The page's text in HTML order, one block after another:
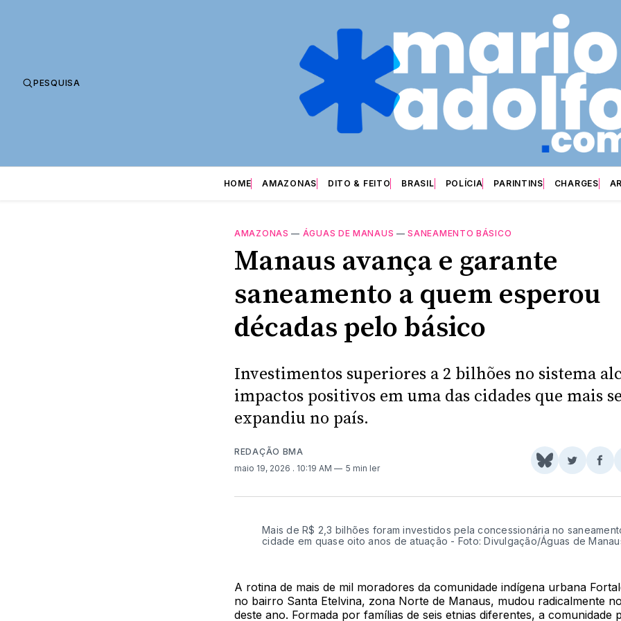
PESQUISA
HOME AMAZONAS DITO & FEITO BRASIL POLÍCIA PARINTINS CHARGES
AMAZONAS — ÁGUAS DE MANAUS —SANEAMENTO BÁSICO
Manaus avança e garante
saneamento a quem esperou
décadas pelo básico
Investimentos superiores a 2 bilhões no sistema
impactos positivos em uma das cidades que mais se
expandiu no país.
REDAÇÃO BMA
maio 19, 2026 . 10:19 AM 5 min ler
Share
BlueSkyTwitter
Mais de R$ 2,3 bilhões foram investidos pela concessionária no
cidade em quase oito anos de atuação - Foto: Divulgação/Águas de
A rotina de mais de mil moradores da comunidade indígena urbana
no bairro Santa Etelvina, zona Norte de Manaus, mudou radicalmente
deste ano. Formada por famílias de seis etnias diferentes, a comunidade